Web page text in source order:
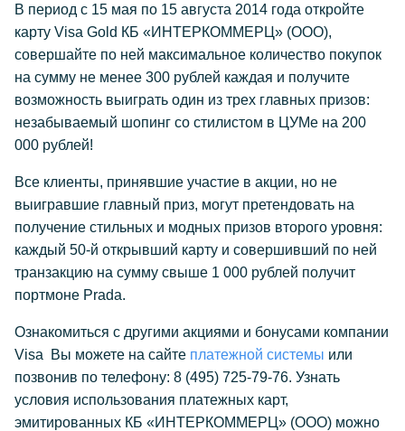
В период с 15 мая по 15 августа 2014 года откройте
карту Visa Gold КБ «ИНТЕРКОММЕРЦ» (ООО),
совершайте по ней максимальное количество покупок
на сумму не менее 300 рублей каждая и получите
возможность выиграть один из трех главных призов:
незабываемый шопинг со стилистом в ЦУМе на 200
000 рублей!
Все клиенты, принявшие участие в акции, но не
выигравшие главный приз, могут претендовать на
получение стильных и модных призов второго уровня:
каждый 50-й открывший карту и совершивший по ней
транзакцию на сумму свыше 1 000 рублей получит
портмоне Prada.
Ознакомиться с другими акциями и бонусами компании
Visa Вы можете на сайте платежной системы или
позвонив по телефону: 8 (495) 725-79-76. Узнать
условия использования платежных карт,
эмитированных КБ «ИНТЕРКОММЕРЦ» (ООО) можно